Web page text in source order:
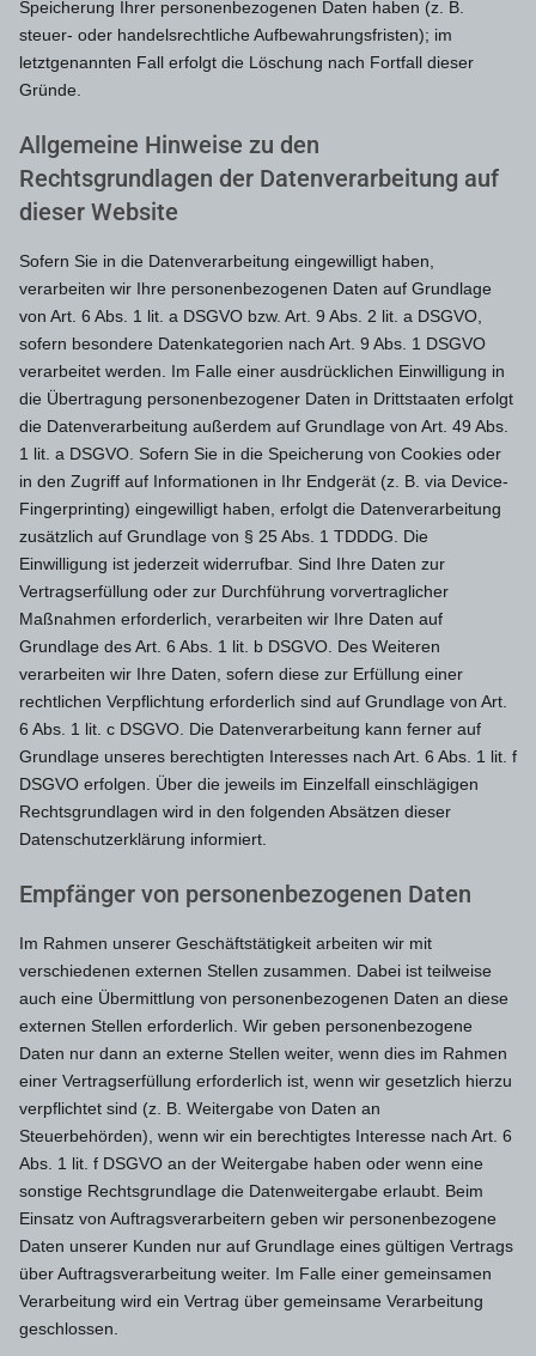
Speicherung Ihrer personenbezogenen Daten haben (z. B.
steuer- oder handelsrechtliche Aufbewahrungsfristen); im
letztgenannten Fall erfolgt die Löschung nach Fortfall dieser
Gründe.
Allgemeine Hinweise zu den
Rechtsgrundlagen der Datenverarbeitung auf
dieser Website
Sofern Sie in die Datenverarbeitung eingewilligt haben,
verarbeiten wir Ihre personenbezogenen Daten auf Grundlage
von Art. 6 Abs. 1 lit. a DSGVO bzw. Art. 9 Abs. 2 lit. a DSGVO,
sofern besondere Datenkategorien nach Art. 9 Abs. 1 DSGVO
verarbeitet werden. Im Falle einer ausdrücklichen Einwilligung in
die Übertragung personenbezogener Daten in Drittstaaten erfolgt
die Datenverarbeitung außerdem auf Grundlage von Art. 49 Abs.
1 lit. a DSGVO. Sofern Sie in die Speicherung von Cookies oder
in den Zugriff auf Informationen in Ihr Endgerät (z. B. via Device-
Fingerprinting) eingewilligt haben, erfolgt die Datenverarbeitung
zusätzlich auf Grundlage von § 25 Abs. 1 TDDDG. Die
Einwilligung ist jederzeit widerrufbar. Sind Ihre Daten zur
Vertragserfüllung oder zur Durchführung vorvertraglicher
Maßnahmen erforderlich, verarbeiten wir Ihre Daten auf
Grundlage des Art. 6 Abs. 1 lit. b DSGVO. Des Weiteren
verarbeiten wir Ihre Daten, sofern diese zur Erfüllung einer
rechtlichen Verpflichtung erforderlich sind auf Grundlage von Art.
6 Abs. 1 lit. c DSGVO. Die Datenverarbeitung kann ferner auf
Grundlage unseres berechtigten Interesses nach Art. 6 Abs. 1 lit. f
DSGVO erfolgen. Über die jeweils im Einzelfall einschlägigen
Rechtsgrundlagen wird in den folgenden Absätzen dieser
Datenschutzerklärung informiert.
Empfänger von personenbezogenen Daten
Im Rahmen unserer Geschäftstätigkeit arbeiten wir mit
verschiedenen externen Stellen zusammen. Dabei ist teilweise
auch eine Übermittlung von personenbezogenen Daten an diese
externen Stellen erforderlich. Wir geben personenbezogene
Daten nur dann an externe Stellen weiter, wenn dies im Rahmen
einer Vertragserfüllung erforderlich ist, wenn wir gesetzlich hierzu
verpflichtet sind (z. B. Weitergabe von Daten an
Steuerbehörden), wenn wir ein berechtigtes Interesse nach Art. 6
Abs. 1 lit. f DSGVO an der Weitergabe haben oder wenn eine
sonstige Rechtsgrundlage die Datenweitergabe erlaubt. Beim
Einsatz von Auftragsverarbeitern geben wir personenbezogene
Daten unserer Kunden nur auf Grundlage eines gültigen Vertrags
über Auftragsverarbeitung weiter. Im Falle einer gemeinsamen
Verarbeitung wird ein Vertrag über gemeinsame Verarbeitung
geschlossen.